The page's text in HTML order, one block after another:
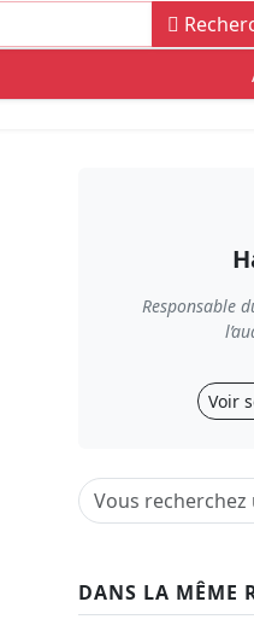
Responsable
Voir
DANS LA MÊME